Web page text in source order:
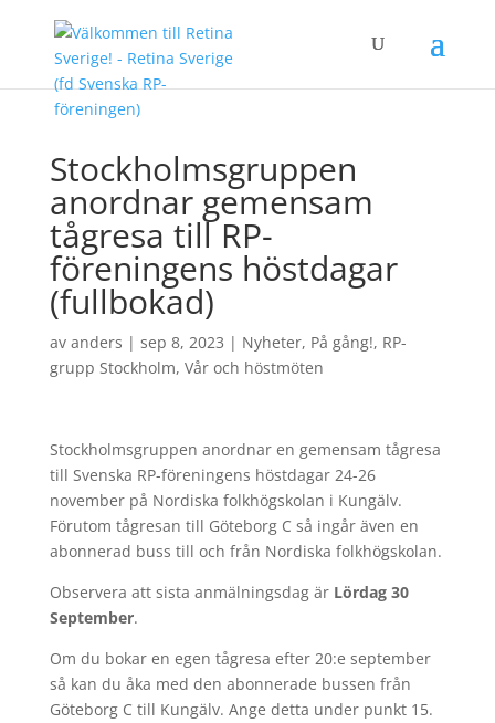
Stockholmsgruppen
anordnar gemensam
tågresa till RP-
föreningens höstdagar
(fullbokad)
av anders | sep 8, 2023 | Nyheter, På gång!, RP-
grupp Stockholm, Vår och höstmöten
Stockholmsgruppen anordnar en gemensam tågresa
till Svenska RP-föreningens höstdagar 24-26
november på Nordiska folkhögskolan i Kungälv.
Förutom tågresan till Göteborg C så ingår även en
abonnerad buss till och från Nordiska folkhögskolan.
Observera att sista anmälningsdag är Lördag 30
September.
Om du bokar en egen tågresa efter 20:e september
så kan du åka med den abonnerade bussen från
Göteborg C till Kungälv. Ange detta under punkt 15.